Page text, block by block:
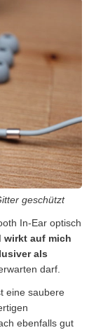
geschützt
In-Ear optisch
wirkt auf mich
als
darf.
eine saubere
ebenfalls gut